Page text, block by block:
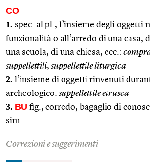
CO
1. spec. al pl., l’insieme degli oggetti
funzionalità o all’arredo di una casa,
una scuola, di una chiesa, ecc.:
suppellettili, suppellettile liturgica
2. l’insieme di oggetti rinvenuti
archeologico: suppellettile etrusca
3. BU fig., corredo, bagaglio di
sim.
Correzioni e suggerimenti